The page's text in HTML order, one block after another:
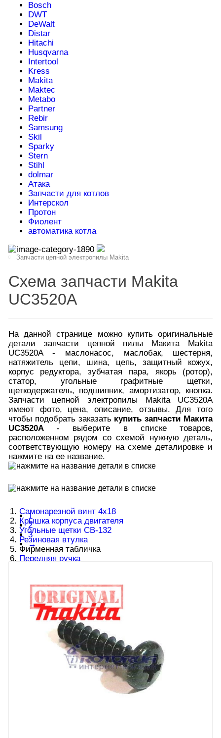
Bosch
DWT
DeWalt
Distar
Hitachi
Husqvarna
Intertool
Kress
Makita
Maktec
Metabo
Partner
Rebir
Samsung
Skil
Sparky
Stern
Stihl
dolmar
Атака
Запчасти для котлов
Интерскол
Протон
Фиолент
автоматика котла
Запчасти цепной электропилы Makita
Схема запчасти Makita
UC3520A
На данной странице можно купить оригинальные
детали запчасти цепной пилы Макита Makita
UC3520A - маслонасос, маслобак, шестерня,
натяжитель цепи, шина, цепь, защитный кожух,
корпус редуктора, зубчатая пара, якорь (ротор),
статор, угольные графитные щетки,
щеткодержатель, подшипник, амортизатор, кнопка.
Запчасти цепной электропилы Makita UC3520A
имеют фото, цена, описание, отзывы. Для того
чтобы подобрать заказать купить запчасти Макита
UC3520A- выберите в списке товаров,
расположенном рядом со схемой нужную деталь,
соответствующую номеру на схеме деталировке и
нажмите на ее название.
1. Самонарезной винт 4x18
2. Крышка корпуса двигателя
3. Угольные щетки CB-132
4. Резиновая втулка
5. Фирменная табличка
6. Передняя ручка
Защита для рук
Возвратная пружина 20
Корпус правый + левый UC3520A
Кнопка микрик UC3520A
Кнопка UC3520A
Нажимная пружина 4
Штифт для включения
Ползун переключателя
Шумоподавитель
Самонарезной винт 4x18
Фиксирующая панель для кабеля
Защита кабеля резиновая
1
2
3
→